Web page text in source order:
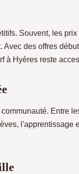
Souvent, les
Avec des offres
à Hyères reste
Entre
l'apprentissage